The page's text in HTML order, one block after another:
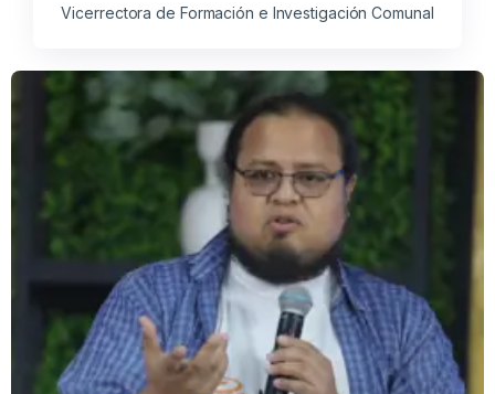
Vicerrectora de Formación e Investigación Comunal